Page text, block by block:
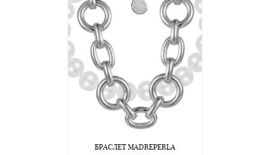
БРАСЛЕТ MADREPERLA